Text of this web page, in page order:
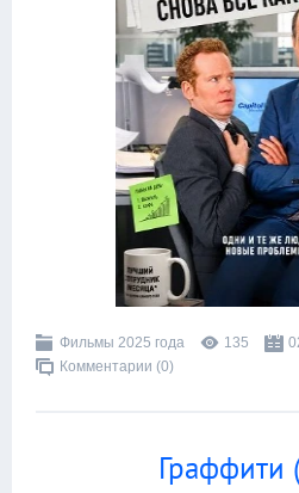
Фильмы 2025 года 135
Комментарии (0)
Граффити